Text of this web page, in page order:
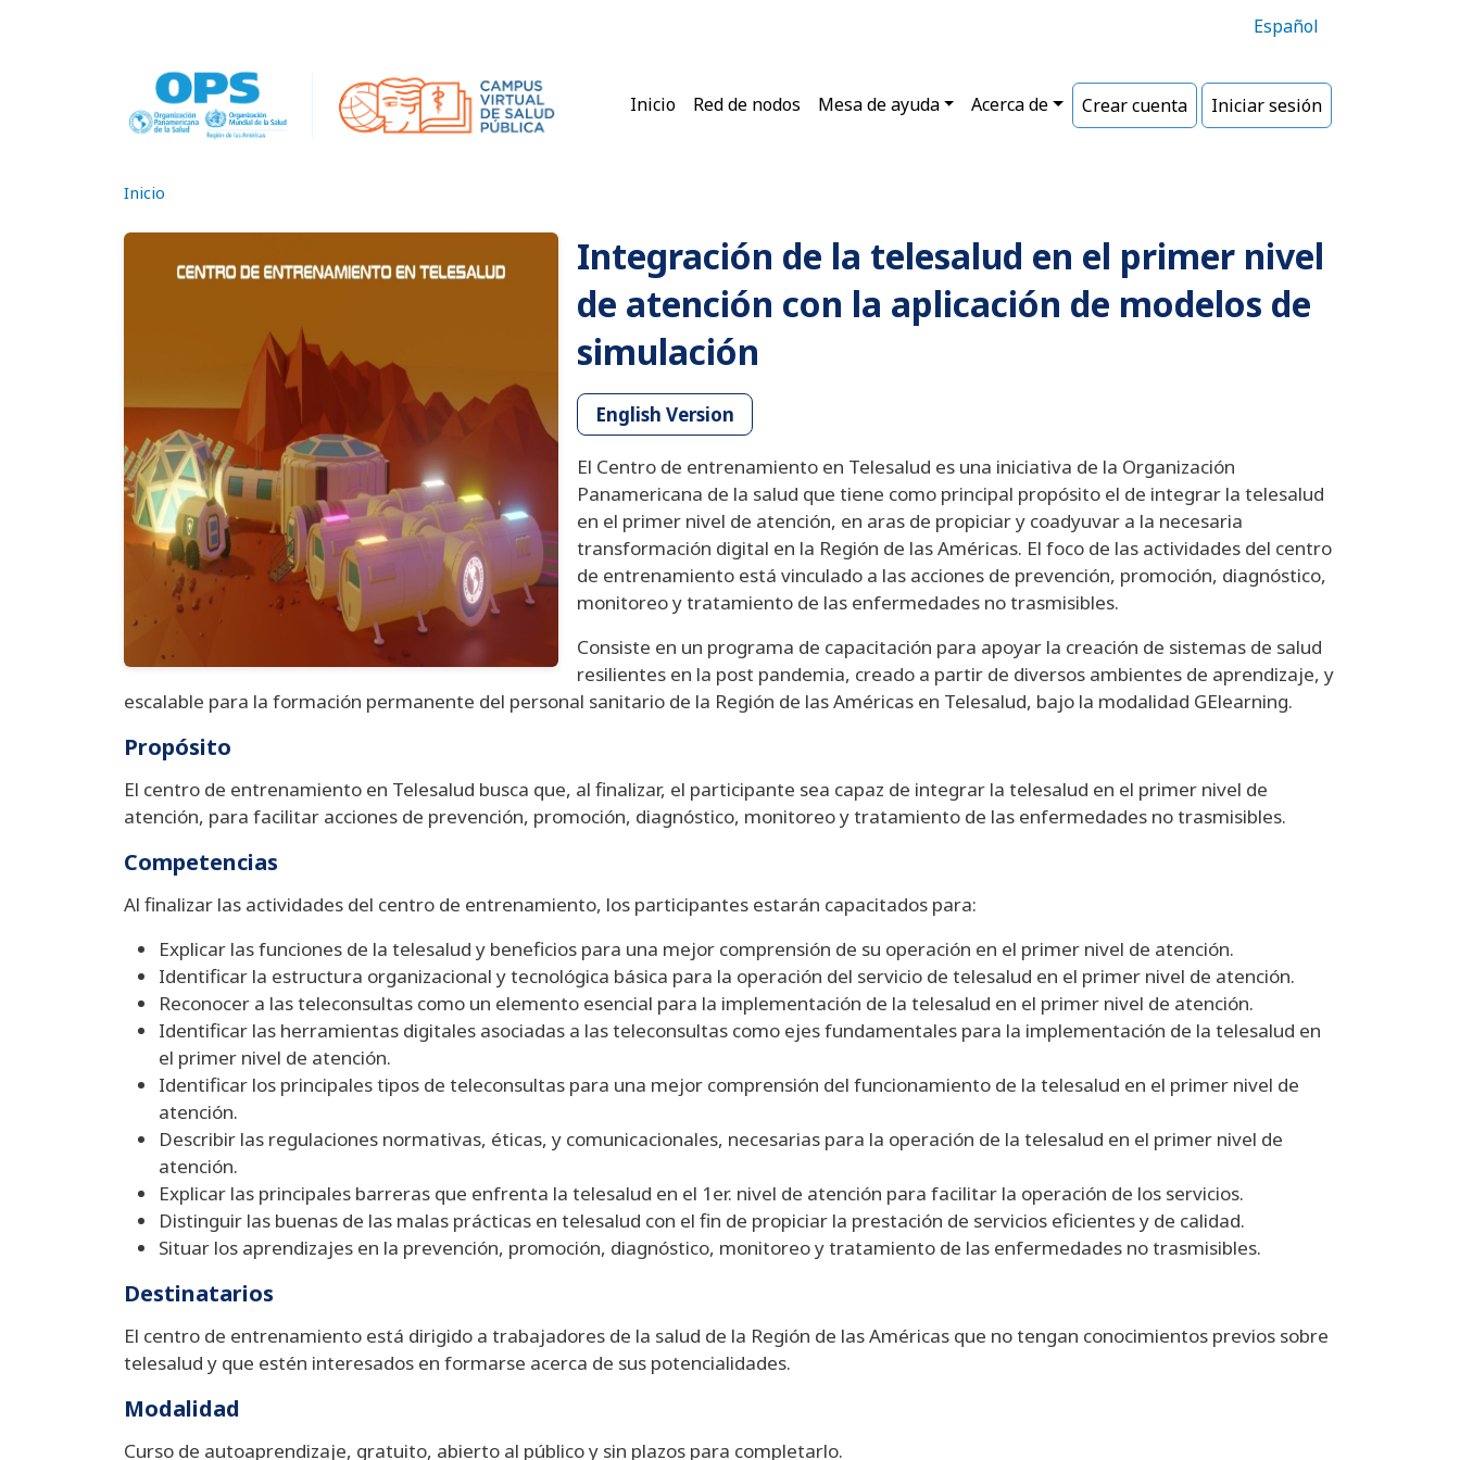
Español
Main navigation
Inicio Red de nodos Mesa de ayuda Acerca de Crear cuenta Iniciar sesión
Inicio
Integración de la telesalud en el primer nivel
de atención con la aplicación de modelos de
simulación
English Version
El Centro de entrenamiento en Telesalud es una iniciativa de la Organización
Panamericana de la salud que tiene como principal propósito el de integrar la telesalud
en el primer nivel de atención, en aras de propiciar y coadyuvar a la necesaria
transformación digital en la Región de las Américas. El foco de las actividades del centro
de entrenamiento está vinculado a las acciones de prevención, promoción, diagnóstico,
monitoreo y tratamiento de las enfermedades no trasmisibles.
Consiste en un programa de capacitación para apoyar la creación de sistemas de salud
resilientes en la post pandemia, creado a partir de diversos ambientes de aprendizaje, y
escalable para la formación permanente del personal sanitario de la Región de las Américas en Telesalud, bajo la modalidad GElearning.
Propósito
El centro de entrenamiento en Telesalud busca que, al finalizar, el participante sea capaz de integrar la telesalud en el primer nivel de
atención, para facilitar acciones de prevención, promoción, diagnóstico, monitoreo y tratamiento de las enfermedades no trasmisibles.
Competencias
Al finalizar las actividades del centro de entrenamiento, los participantes estarán capacitados para:
Explicar las funciones de la telesalud y beneficios para una mejor comprensión de su operación en el primer nivel de atención.
Identificar la estructura organizacional y tecnológica básica para la operación del servicio de telesalud en el primer nivel de atención.
Reconocer a las teleconsultas como un elemento esencial para la implementación de la telesalud en el primer nivel de atención.
Identificar las herramientas digitales asociadas a las teleconsultas como ejes fundamentales para la implementación de la telesalud en
el primer nivel de atención.
Identificar los principales tipos de teleconsultas para una mejor comprensión del funcionamiento de la telesalud en el primer nivel de
atención.
Describir las regulaciones normativas, éticas, y comunicacionales, necesarias para la operación de la telesalud en el primer nivel de
atención.
Explicar las principales barreras que enfrenta la telesalud en el 1er. nivel de atención para facilitar la operación de los servicios.
Distinguir las buenas de las malas prácticas en telesalud con el fin de propiciar la prestación de servicios eficientes y de calidad.
Situar los aprendizajes en la prevención, promoción, diagnóstico, monitoreo y tratamiento de las enfermedades no trasmisibles.
Destinatarios
El centro de entrenamiento está dirigido a trabajadores de la salud de la Región de las Américas que no tengan conocimientos previos sobre
telesalud y que estén interesados en formarse acerca de sus potencialidades.
Modalidad
Curso de autoaprendizaje, gratuito, abierto al público y sin plazos para completarlo.